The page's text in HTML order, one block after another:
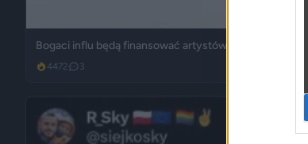
Bogaci influ będą finansować artystów?
4472 3